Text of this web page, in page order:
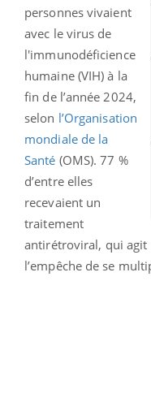
personnes vivaient
avec le virus de
l'immunodéficience
humaine (VIH) à la
fin de l’année 2024,
selon l’Organisation
mondiale de la
Santé (OMS). 77 %
d’entre elles
recevaient un
traitement
antirétroviral, qui agit
l’empêche de se